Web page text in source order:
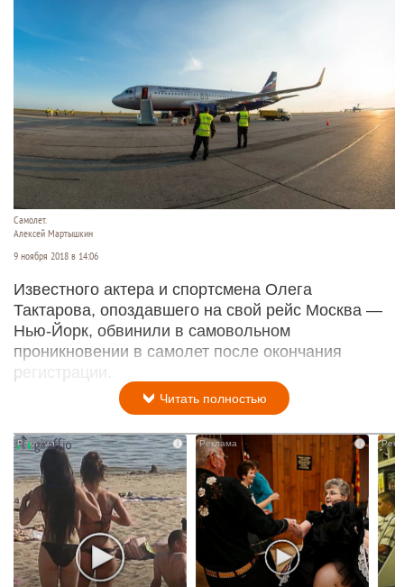
Самолет.
Алексей Мартышкин
9 ноября 2018 в 14:06
Известного актера и спортсмена Олега
Тактарова, опоздавшего на свой рейс Москва —
Нью-Йорк, обвинили в самовольном
проникновении в самолет после окончания
регистрации.
Читать полностью
i